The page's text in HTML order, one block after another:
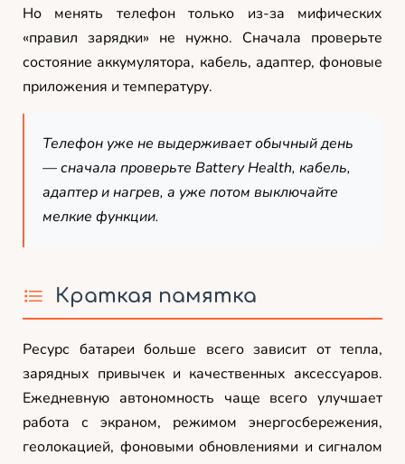
Но менять телефон только из-за мифических
«правил зарядки» не нужно. Сначала проверьте
состояние аккумулятора, кабель, адаптер, фоновые
приложения и температуру.
Телефон уже не выдерживает обычный день
— сначала проверьте Battery Health, кабель,
адаптер и нагрев, а уже потом выключайте
мелкие функции.
Краткая памятка
Ресурс батареи больше всего зависит от тепла,
зарядных привычек и качественных аксессуаров.
Ежедневную автономность чаще всего улучшает
работа с экраном, режимом энергосбережения,
геолокацией, фоновыми обновлениями и сигналом